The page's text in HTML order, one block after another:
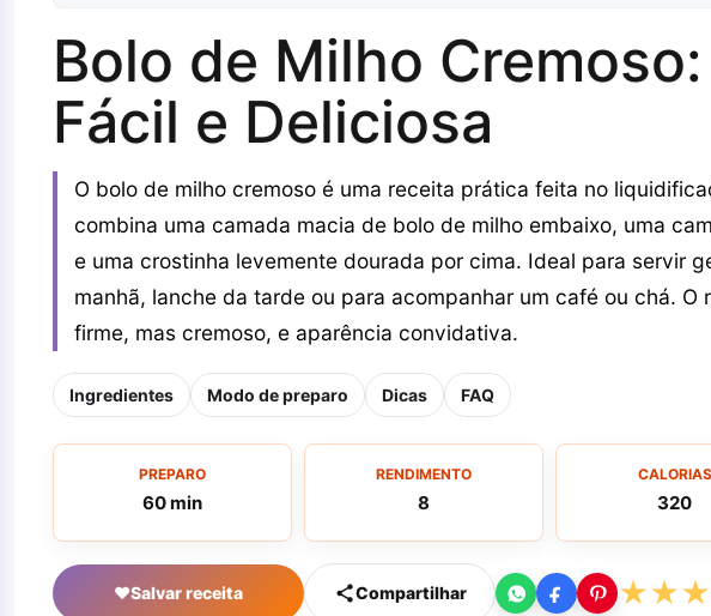
Bolo de Milho
Fácil e Deliciosa
O bolo de milho cremoso é uma receita prática feita no
combina uma camada macia de bolo de milho embaixo, uma
e uma crostinha levemente dourada por cima. Ideal para servir
manhã, lanche da tarde ou para acompanhar um café ou chá. O
firme, mas cremoso, e aparência convidativa.
Ingredientes Modo de preparo Dicas FAQ
PREPARO
60 min
RENDIMENTO
8
CALORIAS
320
♥Salvar receita Compartilhar ★★★